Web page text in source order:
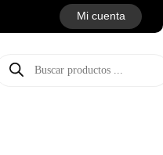
Mi cuenta
Búsqueda
productos